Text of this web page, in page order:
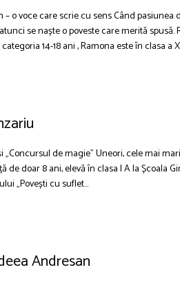
o voce care scrie cu sens Când pasiunea
se naște o poveste care merită spusă.
14-18 ani , Ramona este în clasa a
„Concursul de magie” Uneori, cele mai
doar 8 ani, elevă în clasa I A la Școala
„Povești cu suflet...
Andresan